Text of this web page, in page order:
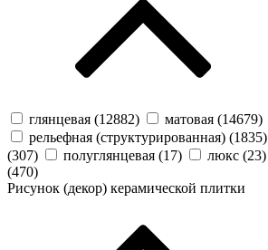
глянцевая (12882) матовая (14679)
рельефная (структурированная) (1835)
(307) полуглянцевая (17) люкс (23)
(470)
Рисунок (декор) керамической плитки